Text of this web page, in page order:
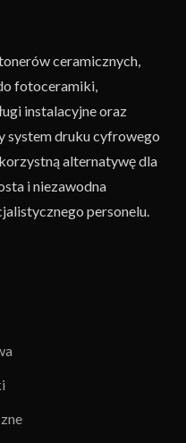
ceramicznych,
fotoceramiki,
instalacyjne oraz
system druku cyfrowego
alternatywę dla
i niezawodna
personelu.